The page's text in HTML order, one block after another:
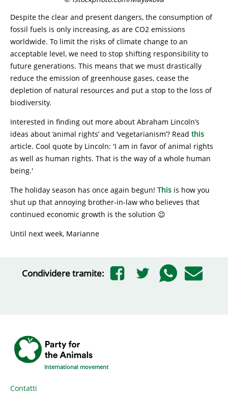
Despite the clear and present dangers, the consumption of
fossil fuels is only increasing, as are CO2 emissions
worldwide. To limit the risks of climate change to an
acceptable level, we need to stop shifting responsibility to
future generations. This means that we must drastically
reduce the emission of greenhouse gases, cease the
depletion of natural resources and put a stop to the loss of
biodiversity.
Interested in finding out more about Abraham Lincoln’s
ideas about ‘animal rights’ and ‘vegetarianism’? Read this
article. Cool quote by Lincoln: 'I am in favor of animal rights
as well as human rights. That is the way of a whole human
being.'
The holiday season has once again begun! This is how you
shut up that annoying brother-in-law who believes that
continued economic growth is the solution 😉
Until next week, Marianne
Condividere tramite:
International movement
Contatti